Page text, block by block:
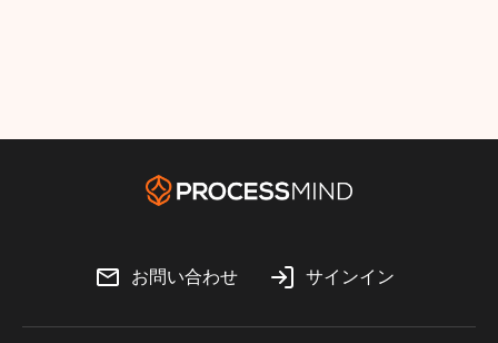
お問い合わせ サインイン